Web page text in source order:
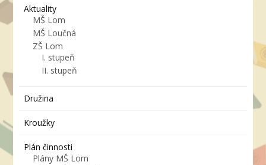
Aktuality
MŠ Lom
MŠ Loučná
ZŠ Lom
I. stupeň
II. stupeň
Družina
Kroužky
Plán činnosti
Plány MŠ Lom